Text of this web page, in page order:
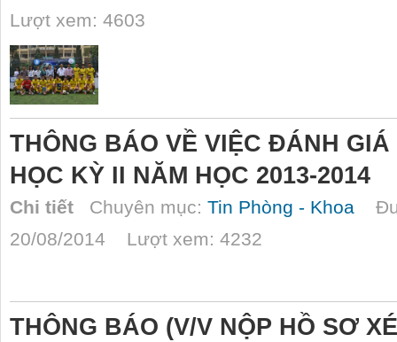
Lượt xem: 4603
THÔNG BÁO VỀ VIỆC ĐÁNH
HỌC KỲ II NĂM HỌC 2013-2014
Chi tiết Chuyên mục: Tin Phòng - Khoa
20/08/2014 Lượt xem: 4232
THÔNG BÁO (V/V NỘP HỒ SƠ